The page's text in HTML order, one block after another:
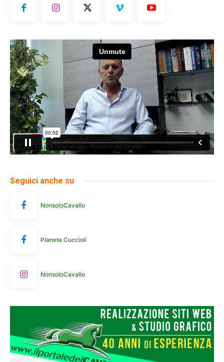
Seguici anche su
NonsoloCavallo
Pianeta Cuccioli
NonsoloCavallo